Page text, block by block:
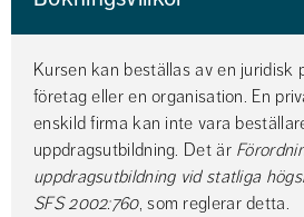
Kursen kan beställas av en juridisk
företag eller en organisation. En
enskild firma kan inte vara
uppdragsutbildning. Det är
uppdragsutbildning vid statliga
SFS 2002:760, som reglerar detta.